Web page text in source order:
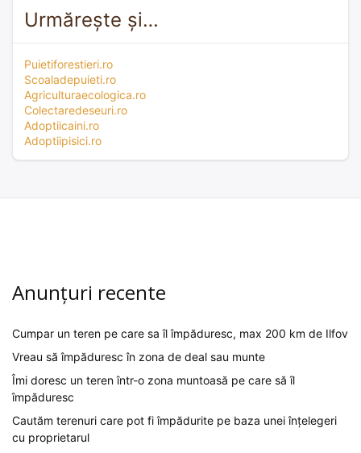
Urmărește și…
Puietiforestieri.ro
Scoaladepuieti.ro
Agriculturaecologica.ro
Colectaredeseuri.ro
Adoptiicaini.ro
Adoptiipisici.ro
Anunțuri recente
Cumpar un teren pe care sa îl împăduresc, max 200 km de Ilfov
Vreau să împăduresc în zona de deal sau munte
Îmi doresc un teren într-o zona muntoasă pe care să îl
împăduresc
Cautăm terenuri care pot fi împădurite pe baza unei înțelegeri
cu proprietarul